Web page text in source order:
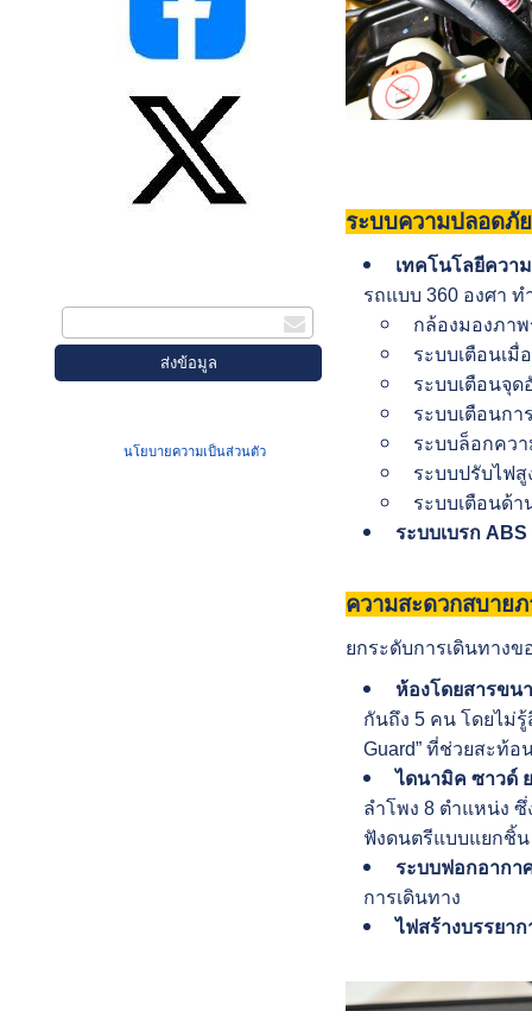
นโยบายความเป็นส่วนตัว
ระบบความปลอดภัย
เทคโนโลยีควา
รถแบบ 360 องศา ท
กล้องมองภาพ
ระบบเตือนเ
ระบบเตือนจุด
ระบบเตือนก
ระบบล็อกคว
ระบบปรับไฟ
ระบบเตือนด้
ระบบเบรก
ความสะดวกสบาย
ยกระดับการเดินทาง
ห้องโดยสารขน
กันถึง 5 คน โดยไม่
Guard” ที่ช่วยสะท้
ไดนามิค ซาวด์
ลำโพง 8 ตำแหน่ง
ฟังดนตรีแบบแยกชิ้
ระบบฟอกอากา
การเดินทาง
ไฟสร้างบรรยา